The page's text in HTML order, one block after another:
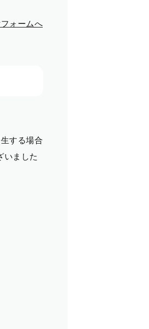
ォームへ
する場合
いました